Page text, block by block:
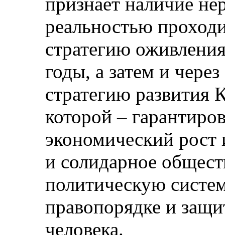
реальностью
стратегию
годы, а затем и
стратегию развития
которой –
экономический рост
и солидарное
политическую
правопорядке и
человека.